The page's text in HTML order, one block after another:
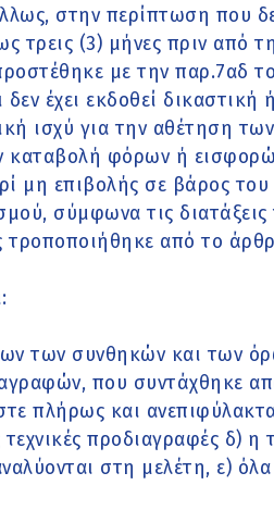
στην περίπτωση που
τρεις (3) μήνες πριν από
με την παρ.7αδ
έχει εκδοθεί
ισχύ για την αθέτηση
φόρων ή
μη επιβολής σε βάρος
σύμφωνα τις
από το
των συνθηκών και των
που συντάχθηκε
πλήρως και
προδιαγραφές δ)
στη μελέτη, ε)